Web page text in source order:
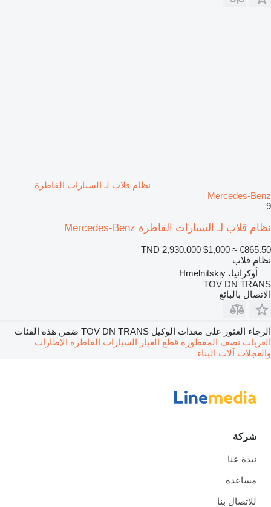
نظام قلاب لـ السيارات القاطرة
Mercedes-Benz
9
نظام قلاب لـ السيارات القاطرة Mercedes-Benz
TND 2,930.000 $1,000 ≈ €865.50
نظام قلاب
أوكرانيا، Hmelnitskiy
TOV DN TRANS
الاتصال بالبائع
الرجاء العثور على معدات الوكيل TOV DN TRANS ضمن هذه الفئات
العربات نصف المقطورة قطع الغيار السيارات القاطرة الإطارات
والعجلات آلات البناء
شركة
نبذة عنا
مساعدة
للاتصال بنا